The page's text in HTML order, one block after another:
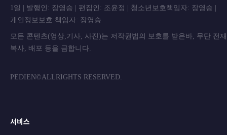
1일 | 발행인: 장영승 | 편집인: 조윤정 | 청소년보호책임자: 장영승 |
개인정보보호 책임자: 장영승
모든 콘텐츠(영상,기사, 사진)는 저작권법의 보호를 받은바, 무단 전
복사, 배포 등을 금합니
PEDIEN©ALLRIGHTS RESERVED.
서비스